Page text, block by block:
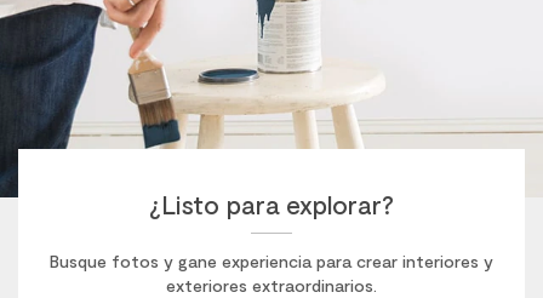
¿Listo para explorar?
Busque fotos y gane experiencia para crear interiores y
exteriores extraordinarios.